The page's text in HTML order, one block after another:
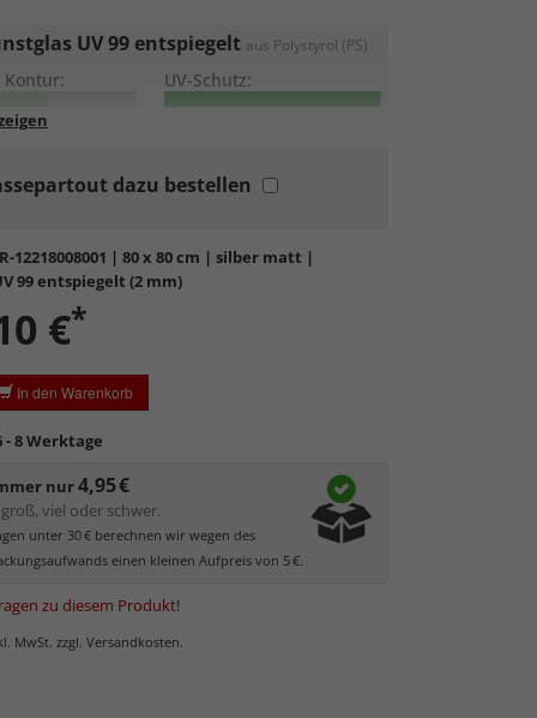
UV 99 entspiegelt aus Polystyrol (PS)
Kontur: UV-Schutz:
und bruchsicher , daher auch für große
Reflexionen deutlich reduziert werden.
werden muss.
geladen, daher werden Staub und feine
geeignet
. Mit zunehmendem Abstand zum
Glas milchig.
dazu bestellen
12218008001 | 80 x 80 cm | silber matt |
99 entspiegelt (2 mm)
€*
In den Warenkorb
- 8 Werktage
nur4,95 €
viel oder schwer.
unter 30 € berechnen wir wegen des
einen kleinen Aufpreis von 5 €.
zu diesem Produkt!
MwSt. zzgl. Versandkosten.